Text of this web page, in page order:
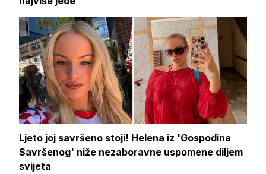
Ljeto joj savršeno stoji! Helena iz 'Gospodina
Savršenog' niže nezaboravne uspomene diljem
svijeta